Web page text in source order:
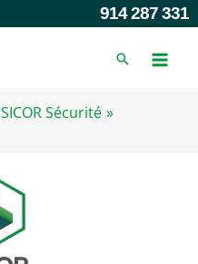
914 287 331
SICOR Sécurité